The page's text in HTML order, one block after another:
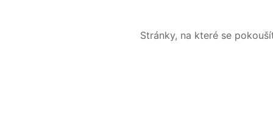
Stránky, na které se